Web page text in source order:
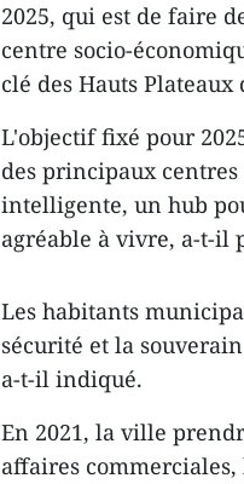
2025, qui est de faire
centre socio-
clé des Hauts
L'objectif fixé pour
des principaux
intelligente, un hub
agréable à vivre, a-t-il
Les habitants
sécurité et la
a-t-il indiqué.
En 2021, la ville
affaires